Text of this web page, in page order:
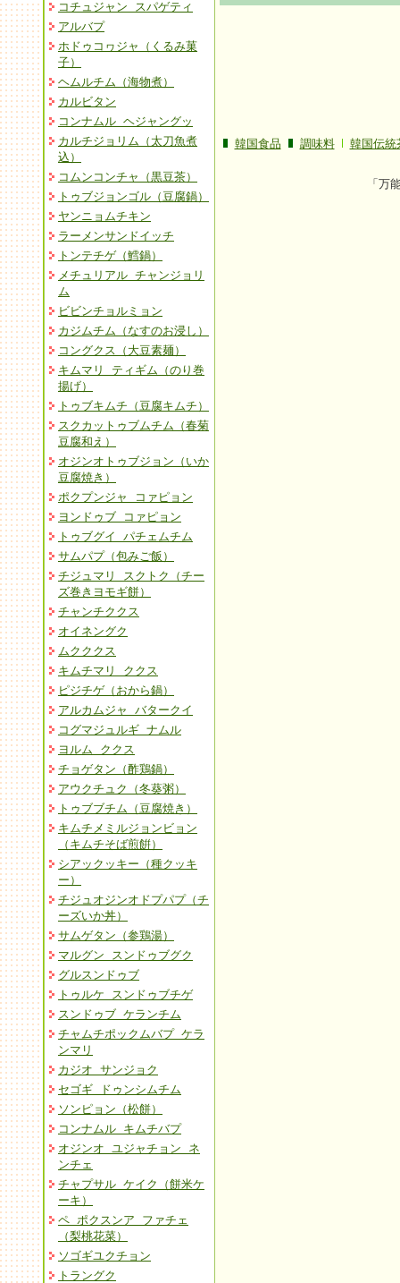
コチュジャン スパゲティ
アルバプ
ホドゥコヮジャ（くるみ菓
子）
ヘムルチム（海物煮）
カルビタン
コンナムル ヘジャングッ
カルチジョリム（太刀魚煮
込）
コムンコンチャ（黒豆茶）
トゥブジョンゴル（豆腐鍋）
ヤンニョムチキン
ラーメンサンドイッチ
トンテチゲ（鱈鍋）
メチュリアル チャンジョリ
ム
ビビンチョルミョン
カジムチム（なすのお浸し）
コングクス（大豆素麺）
キムマリ ティギム（のり巻
揚げ）
トゥブキムチ（豆腐キムチ）
スクカットゥブムチム（春菊
豆腐和え）
オジンオトゥブジョン（いか
豆腐焼き）
ポクプンジャ コァピョン
ヨンドゥブ コァピョン
トゥブグイ パチェムチム
サムパプ（包みご飯）
チジュマリ スクトク（チー
ズ巻きヨモギ餅）
チャンチククス
オイネングク
ムクククス
キムチマリ ククス
ピジチゲ（おから鍋）
アルカムジャ バタークイ
コグマジュルギ ナムル
ヨルム ククス
チョゲタン（酢鶏鍋）
アウクチュク（冬葵粥）
トゥブブチム（豆腐焼き）
キムチメミルジョンビョン
（キムチそば煎餠）
シアックッキー（種クッキ
ー）
チジュオジンオドプパプ（チ
ーズいか丼）
サムゲタン（参鶏湯）
マルグン スンドゥブグク
グルスンドゥブ
トゥルケ スンドゥブチゲ
スンドゥブ ケランチム
チャムチポックムバプ ケラ
ンマリ
カジオ サンジョク
セゴギ ドゥンシムチム
ソンピョン（松餅）
コンナムル キムチバプ
オジンオ ユジャチョン ネ
ンチェ
チャプサル ケイク（餅米ケ
ーキ）
ペ ポクスンア ファチェ
（梨桃花菜）
ソゴギユクチョン
トラングク
韓国食品 調味料 韓国伝統
「